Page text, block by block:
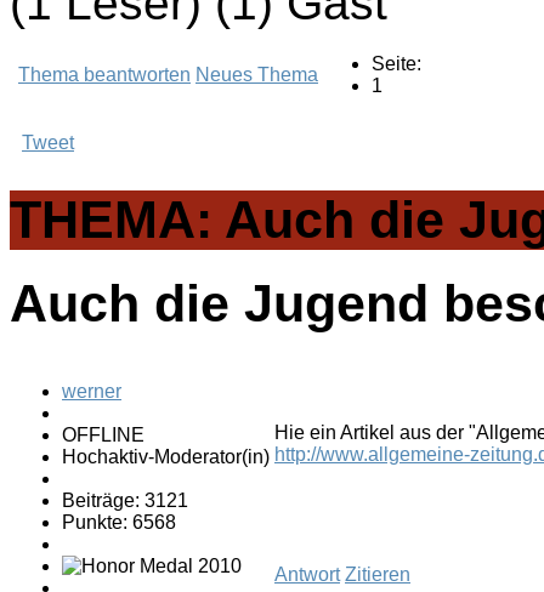
Thema beantworten Neues Thema
Seite:
1
Tweet
THEMA: Auch die
Auch die Jugend
werner
OFFLINE
Hochaktiv-Moderator(in)
Beiträge: 3121
Punkte: 6568
Hie ein Artikel aus der
http://www.allgemeine-
Antwort Zitieren